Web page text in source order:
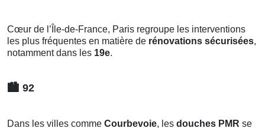
Cœur de l’Île-de-France, Paris regroupe les interventions
les plus fréquentes en matière de rénovations sécurisées,
notamment dans les 19e.
🏙️ 92
Dans les villes comme Courbevoie, les douches PMR se